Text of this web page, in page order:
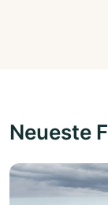
Neueste